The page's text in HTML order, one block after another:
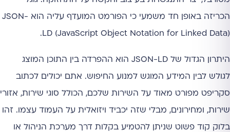
הכריזה באופן חד משמעי כי הפורמט המועדף עליה הוא JSON-
LD (JavaScript Object Notation for Linked Data).
היתרון הגדול של JSON-LD הוא ההפרדה בין התוכן המוצג
לגולש לבין המידע המוגש למנוע החיפוש. אתם יכולים לכתוב
סקריפט מפורט מאוד על השירות שלכם, הכולל סוגי שירות, אזורי
שירות, ומחירונים, מבלי שזה יכביד ויזואלית על העמוד עצמו. זהו
בלוק קוד פשוט שניתן להטמיע בקלות דרך מערכת הניהול או